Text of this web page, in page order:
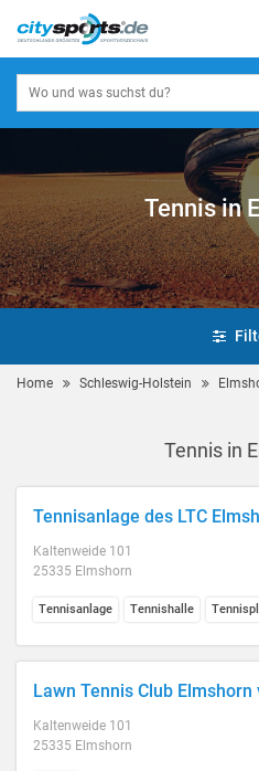
Tennis in
Home Schleswig-Holstein
Tennis in
Tennisanlage des LTC
Kaltenweide 101
25335 Elmshorn
Tennisanlage Tennishalle
Lawn Tennis Club Elmshorn
Kaltenweide 101
25335 Elmshorn